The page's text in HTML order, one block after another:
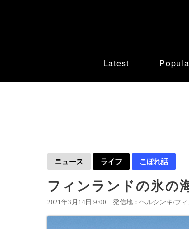
Latest
ニュース ライフ こぼれ話
フィンランドの氷の
2021年3月14日 9:00 発信地：ヘルシンキ/フ